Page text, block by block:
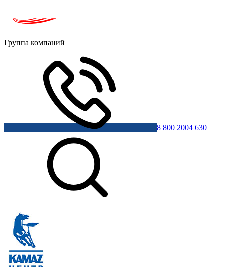
Группа компаний
8 800 2004 630